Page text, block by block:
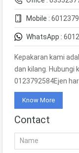
Mobile :
WhatsApp :
Kepakaran kami
dan kilang.
0123792584Ejen
Know More
Contact